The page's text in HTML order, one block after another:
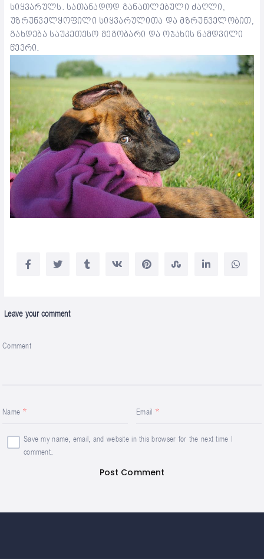
სიყვარულს. სათანადოდ განათლებული ძაღლი,
უზრუნველყოფილი სიყვარულითა და მზრუნველობით,
გახდება საუკეთესო მეგობარი და ოჯახის ნამდვილი
წევრი.
Leave your comment
Comment
Name Email
Save my name, email, and website in this browser for the next time I
comment.